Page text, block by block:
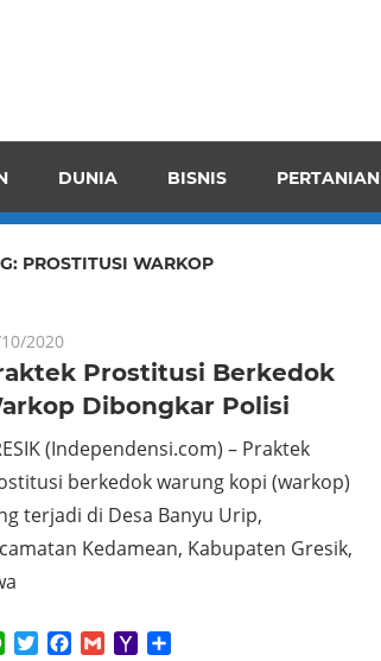
DUNIA BISNIS PERTANIAN
PROSTITUSI WARKOP
2020
Prostitusi Berkedok
Dibongkar Polisi
(Independensi.com) – Praktek
berkedok warung kopi (warkop)
terjadi di Desa Banyu Urip,
Kedamean, Kabupaten Gresik,
WhatsApp
TwitterFacebook
GmailYahoo